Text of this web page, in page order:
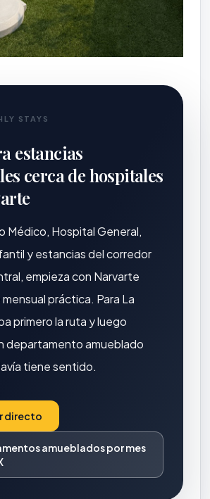
STAYS
estancias
cerca de hospitales
Médico, Hospital General,
y estancias del corredor
empieza con Narvarte
práctica. Para La
primero la ruta y luego
departamento amueblado
tiene sentido.
directo
amueblados por mes